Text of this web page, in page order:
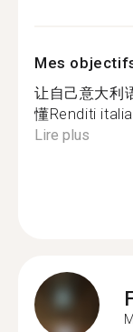
Mes
让自己意大利
懂Renditi
Lire plus